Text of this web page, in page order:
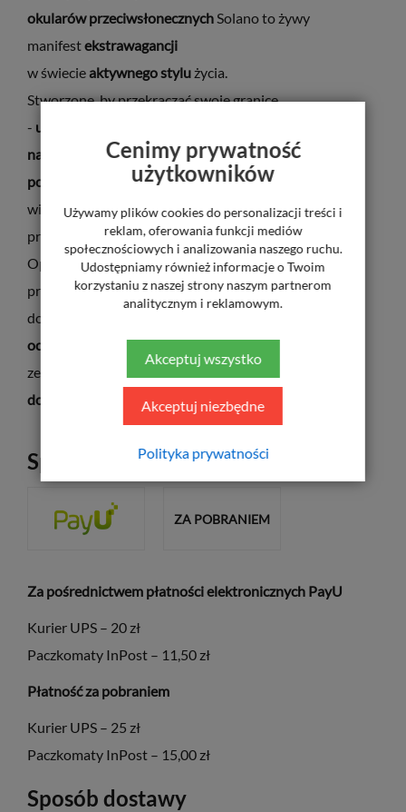
okularów przeciwsłonecznychSolano to żywy
manifestekstrawagancji
w świecieaktywnego stylu życia.
Stworzone, by przekraczać swoje granice
- ultralekkie
na uszkodzenia, tłoczone zauszniki orazsoczewki
polaryzacyjne TACi profesjonalnefiltry UV
większej stabilności, wygody i 100% ochrony przed
promieniowaniem.
Opływowa, estetycznie bardzo futurystyczna i ciasno
przylegająca
do twarzy
oczy
przed czynnikami
zewnętrznymi, stając się jednocześnie
dodatkiem fashion.
Sposób płatności
ZA POBRANIEM
Za pośrednictwem płatności elektronicznych PayU
Kurier UPS – 20 zł
Paczkomaty InPost – 11,50 zł
Płatność za pobraniem
Kurier UPS – 25 zł
Paczkomaty InPost – 15,00 zł
Sposób dostawy
Cenimy prywatność
użytkowników
Używamy plików cookies do personalizacji treści i
reklam, oferowania funkcji mediów
społecznościowych i analizowania naszego ruchu.
Udostępniamy również informacje o Twoim
korzystaniu z naszej strony naszym partnerom
analitycznym i reklamowym.
Akceptuj wszystko
Akceptuj niezbędne
Polityka prywatności